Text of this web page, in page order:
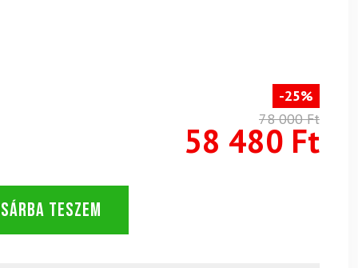
-25%
78 000 Ft
58 480 Ft
TESZEM